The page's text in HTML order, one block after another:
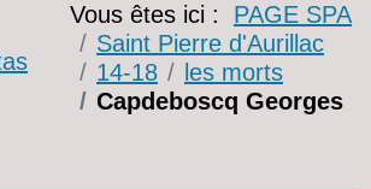
Vous êtes ici : PAGE SPA
Saint Pierre d'Aurillac
14-18
les morts
Capdeboscq Georges